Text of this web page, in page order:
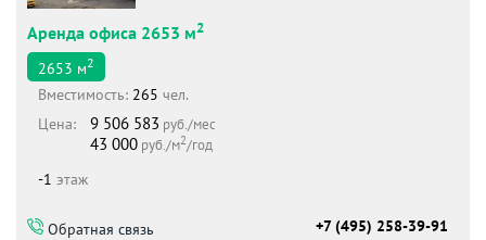
Аренда офиса 2653 м2
2653 м2
Вместимоcть: 265 чел.
Цена:
9 506 583 руб./мес
43 000 руб./м2/год
-1 этаж
Обратная связь +7 (495) 258-39-91